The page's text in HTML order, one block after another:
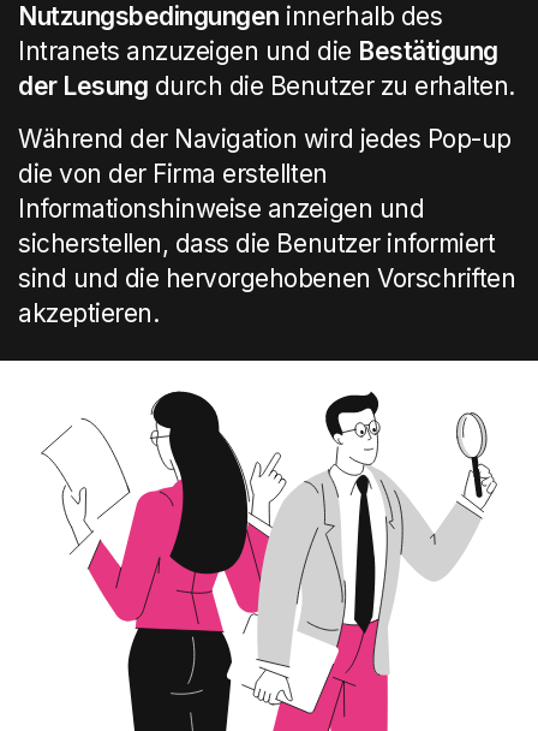
Nutzungsbedingungen innerhalb des
Intranets anzuzeigen und die Bestätigung
der Lesung durch die Benutzer zu erhalten.
Während der Navigation wird jedes Pop-up
die von der Firma erstellten
Informationshinweise anzeigen und
sicherstellen, dass die Benutzer informiert
sind und die hervorgehobenen Vorschriften
akzeptieren.